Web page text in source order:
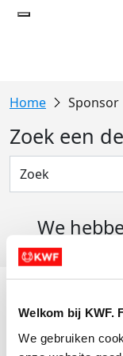
Welkom bij KWF.
We gebruiken
Sponsor
Zoek een
We
Evenementen